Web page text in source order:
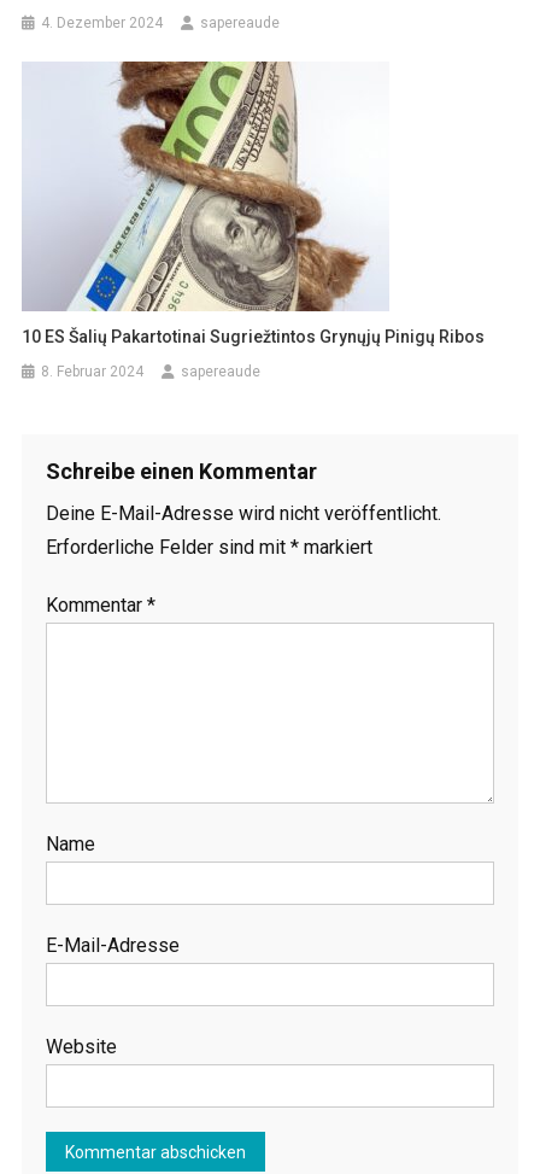
4. Dezember 2024 sapereaude
10 ES Šalių Pakartotinai Sugriežtintos Grynųjų Pinigų Ribos
8. Februar 2024 sapereaude
Schreibe einen Kommentar
Deine E-Mail-Adresse wird nicht veröffentlicht.
Erforderliche Felder sind mit *markiert
Kommentar *
Name
E-Mail-Adresse
Website